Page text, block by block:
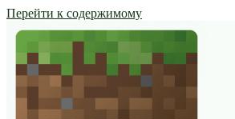
Перейти к содержимому